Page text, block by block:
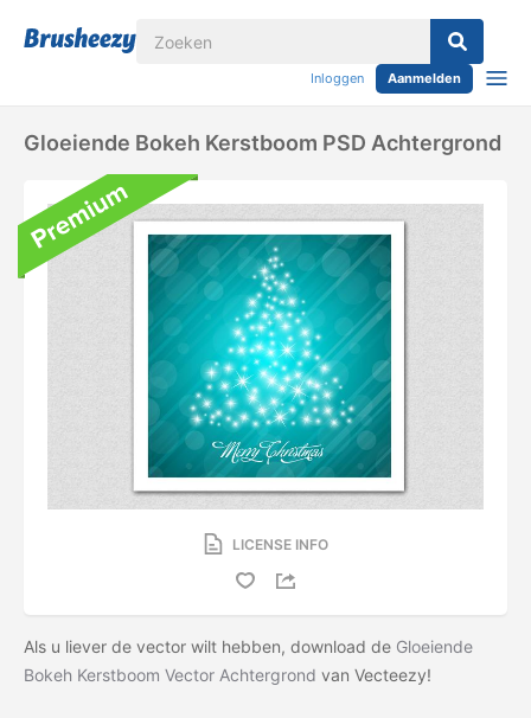
Inloggen Aanmelden
Gloeiende Bokeh Kerstboom PSD Achtergrond
LICENSE INFO
Als u liever de vector wilt hebben, download de Gloeiende
Bokeh Kerstboom Vector Achtergrond van Vecteezy!